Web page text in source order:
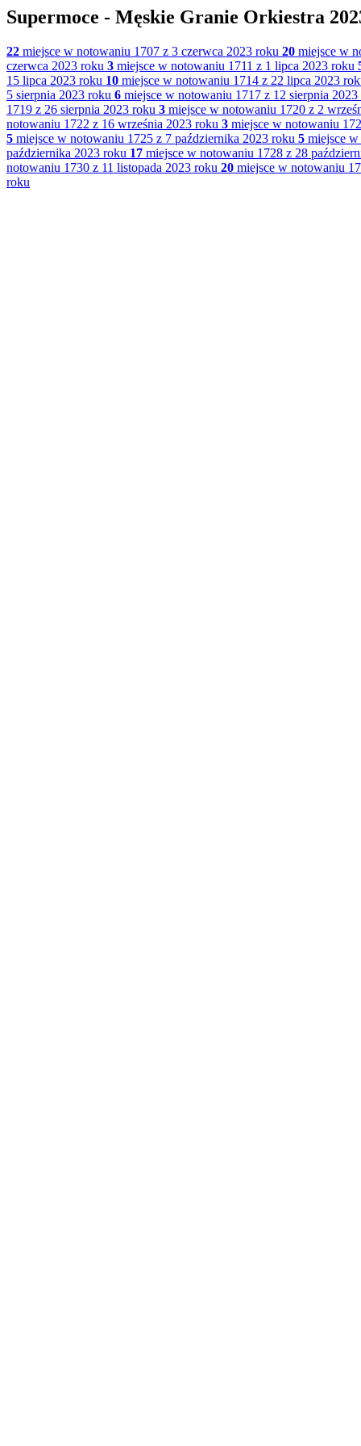
Supermoce - Męskie Granie Orkiestra
22 miejsce w notowaniu 1707 z 3 czerwca 2023 roku 20 miejsce w
czerwca 2023 roku 3 miejsce w notowaniu 1711 z 1 lipca 2023 roku
15 lipca 2023 roku 10 miejsce w notowaniu 1714 z 22 lipca 2023
5 sierpnia 2023 roku 6 miejsce w notowaniu 1717 z 12 sierpnia
1719 z 26 sierpnia 2023 roku 3 miejsce w notowaniu 1720 z 2
notowaniu 1722 z 16 września 2023 roku 3 miejsce w notowaniu
5 miejsce w notowaniu 1725 z 7 października 2023 roku 5 miejsce
października 2023 roku 17 miejsce w notowaniu 1728 z 28
notowaniu 1730 z 11 listopada 2023 roku 20 miejsce w notowaniu
roku